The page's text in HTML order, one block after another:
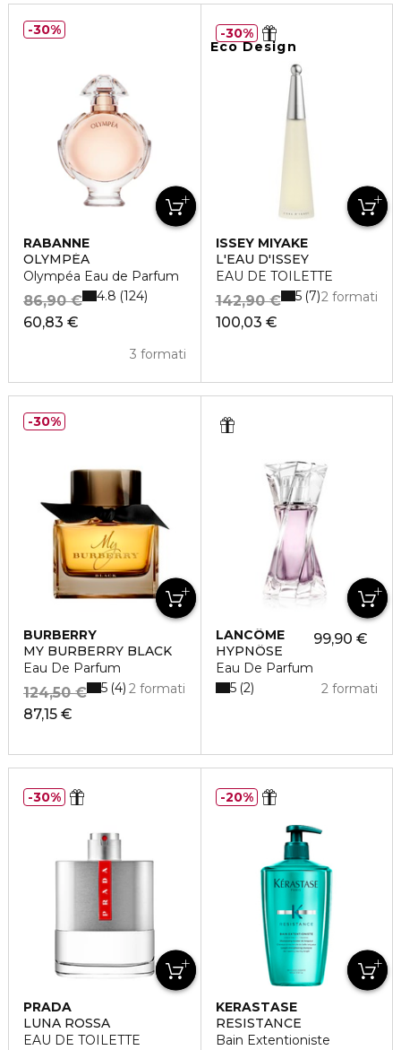
RABANNE
OLYMPÉA
Olympéa Eau de Parfum
60,83 €
86,90 €
3 formati
4.8 124
30%
Eco Design
ISSEY MIYAKE
L'EAU D'ISSEY
EAU DE TOILETTE
100,03 €
142,90 € 2 formati
5 7
30%
BURBERRY
MY BURBERRY BLACK
Eau De Parfum
87,15 €
124,50 € 2 formati
5 4
30%
LANCÔME
HYPNÔSE
Eau De Parfum
99,90 €
2 formati
5 2
PRADA
LUNA ROSSA
EAU DE TOILETTE
30%
KERASTASE
RESISTANCE
Bain Extentioniste
20%